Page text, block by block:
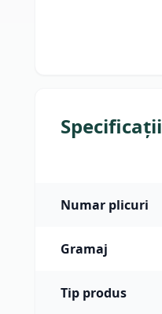
Specificații
Numar plicuri
Gramaj
Tip produs